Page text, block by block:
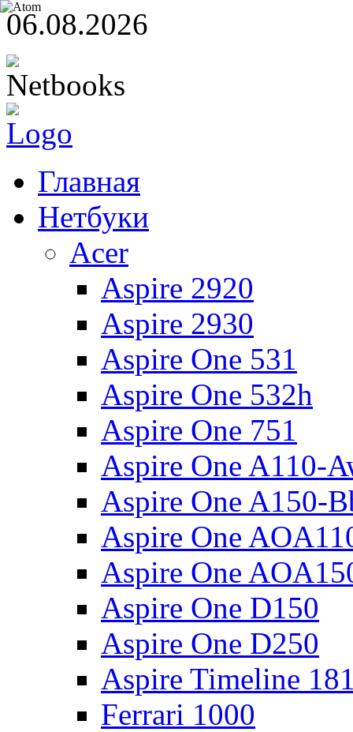
06.08.2026
Главная
Нетбуки
Acer
Aspire 2920
Aspire 2930
Aspire One 531
Aspire One 532h
Aspire One 751
Aspire One A110-
Aspire One A150-
Aspire One
Aspire One
Aspire One D150
Aspire One D250
Aspire Timeline
Ferrari 1000